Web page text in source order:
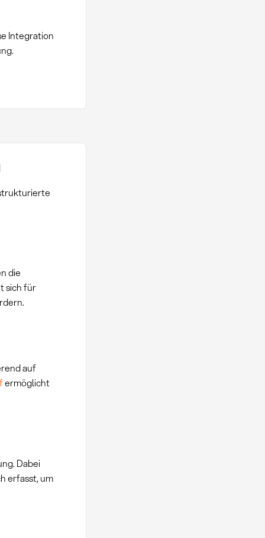
Integration
die
sich für
auf
ermöglicht
Dabei
erfasst, um